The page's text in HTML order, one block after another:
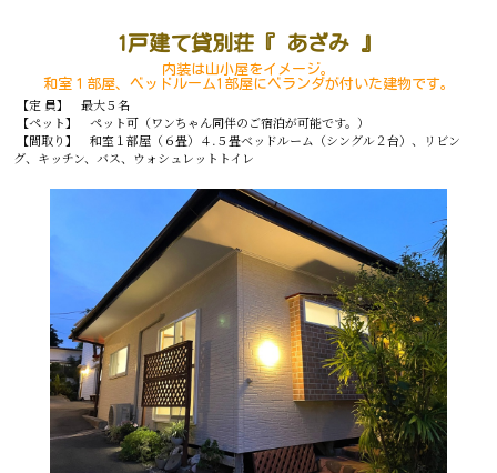
1戸建て貸別荘『 あざみ 』
内装は山小屋をイメージ。
和室１部屋、ベッドルーム1部屋にベランダが付いた建物です。
【定 員】 最大５名
【ペット】 ペット可（ワンちゃん同伴のご宿泊が可能です。）
【間取り】 和室１部屋（６畳）４.５畳ベッドルーム（シングル２台）、リビン
グ、キッチン、バス、ウォシュレットトイレ